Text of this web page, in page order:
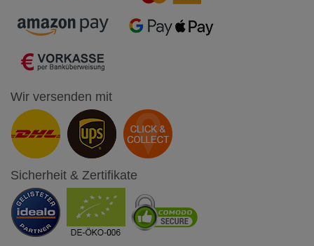
Wir versenden mit
Sicherheit & Zertifikate